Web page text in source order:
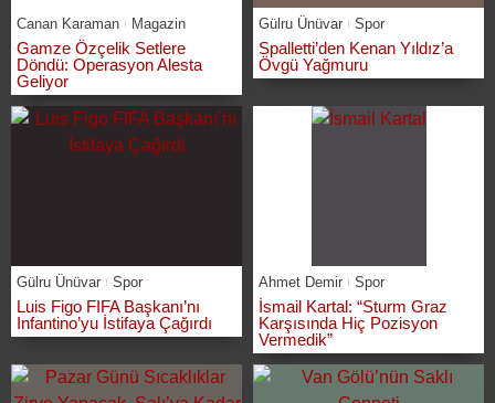
Canan Karaman Magazin
Gamze Özçelik Setlere
Döndü: Operasyon Alesta
Geliyor
Gülru Ünüvar Spor
Spalletti’den Kenan Yıldız’a
Övgü Yağmuru
Gülru Ünüvar Spor
Luis Figo FIFA Başkanı’nı
Infantino’yu İstifaya Çağırdı
Ahmet Demir Spor
İsmail Kartal: “Sturm Graz
Karşısında Hiç Pozisyon
Vermedik”